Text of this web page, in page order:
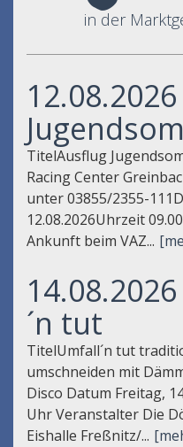
in der
TitelAusflug
Racing Center
unter 03855/2355-
12.08.2026Uhrzeit
Ankunft beim VAZ...
´n tut
TitelUmfall´n tut
umschneiden mit
Disco Datum Freitag,
Uhr Veranstalter Die
Eishalle Freßnitz/...